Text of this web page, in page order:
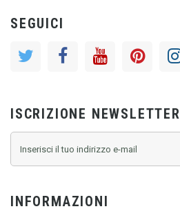
SEGUICI
ISCRIZIONE NEWSLETTER
INFORMAZIONI